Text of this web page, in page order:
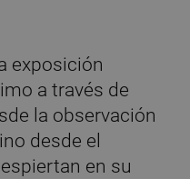
exposición
a través de
la observación
desde el
en su